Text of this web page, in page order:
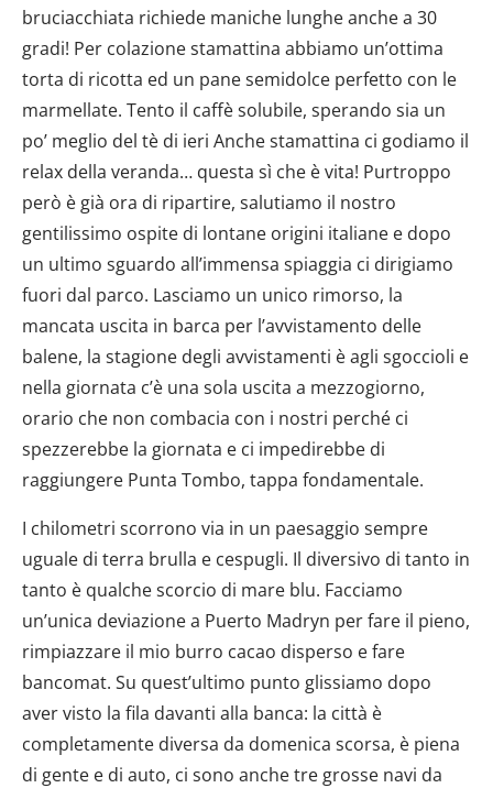
bruciacchiata richiede maniche lunghe anche a 30
gradi! Per colazione stamattina abbiamo un’ottima
torta di ricotta ed un pane semidolce perfetto con le
marmellate. Tento il caffè solubile, sperando sia un
po’ meglio del tè di ieri Anche stamattina ci godiamo il
relax della veranda… questa sì che è vita! Purtroppo
però è già ora di ripartire, salutiamo il nostro
gentilissimo ospite di lontane origini italiane e dopo
un ultimo sguardo all’immensa spiaggia ci dirigiamo
fuori dal parco. Lasciamo un unico rimorso, la
mancata uscita in barca per l’avvistamento delle
balene, la stagione degli avvistamenti è agli sgoccioli e
nella giornata c’è una sola uscita a mezzogiorno,
orario che non combacia con i nostri perché ci
spezzerebbe la giornata e ci impedirebbe di
raggiungere Punta Tombo, tappa fondamentale.
I chilometri scorrono via in un paesaggio sempre
uguale di terra brulla e cespugli. Il diversivo di tanto in
tanto è qualche scorcio di mare blu. Facciamo
un’unica deviazione a Puerto Madryn per fare il pieno,
rimpiazzare il mio burro cacao disperso e fare
bancomat. Su quest’ultimo punto glissiamo dopo
aver visto la fila davanti alla banca: la città è
completamente diversa da domenica scorsa, è piena
di gente e di auto, ci sono anche tre grosse navi da